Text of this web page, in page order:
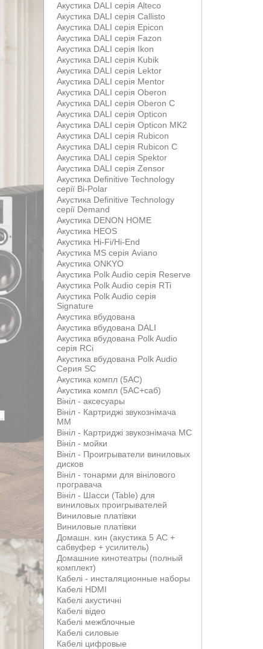
Акустика DALI серія Alteco
Акустика DALI серія Callisto
Акустика DALI серія Epicon
Акустика DALI серія Fazon
Акустика DALI серія Ikon
Акустика DALI серія Kubik
Акустика DALI серія Lektor
Акустика DALI серія Mentor
Акустика DALI серія Oberon
Акустика DALI серія Oberon С
Акустика DALI серія Opticon
Акустика DALI серія Opticon MK2
Акустика DALI серія Rubicon
Акустика DALI серія Rubicon С
Акустика DALI серія Spektor
Акустика DALI серія Zensor
Акустика Definitive Technology
серії Bi-Polar
Акустика Definitive Technology
серії Demand
Акустика DENON HOME
Акустика HEOS
Акустика Hi-Fi/Hi-End
Акустика MS серія Aviano
Акустика ONKYO
Акустика Polk Audio серія Reserve
Акустика Polk Audio серія RTi
Акустика Polk Audio серія
Signature
Акустика вбудована
Акустика вбудована DALI
Акустика вбудована Polk Audio
серія RCi
Акустика вбудована Polk Audio
Серия SC
Акустика компл (5АС)
Акустика компл (5АС+саб)
Вініл - аксесуары
Вініл - Картриджі звукознімача
MM
Вініл - Картриджі звукознімача MС
Вініл - мойки
Вініл - Проигрыватели виниловых
дисков
Вініл - тонарми для вінілового
програвача
Вініл - Шасси (Table) для
виниловых проигрывателей
Виниловые платівки
Виниловые платівки
Домашн. кин (акустика 5 АС +
сабвуфер + усилитель)
Домашние кинотеатры (полный
комплект)
Кабелі - инсталяционные наборы
Кабелі HDMI
Кабелі акустичні
Кабелі відео
Кабелі межблочные
Кабелі силовые
Кабелі цифровые